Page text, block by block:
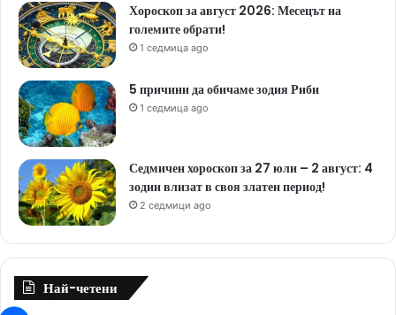
Хороскоп за август 2026: Месецът на
големите обрати!
1 седмица ago
5 причини да обичаме зодия Риби
1 седмица ago
Седмичен хороскоп за 27 юли – 2 август: 4
зодии влизат в своя златен период!
2 седмици ago
Най-четени